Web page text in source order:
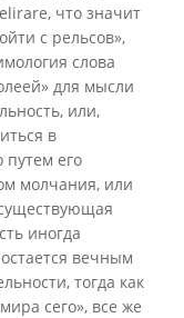
что значит
с рельсов»,
слова
для мысли
или,
в
путем его
молчания, или
иногда
вечным
тогда как
сего», все же